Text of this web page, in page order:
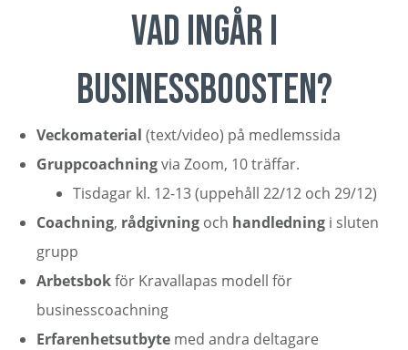
vad ingår i
BUSINESSBOOSTEN?
Veckomaterial (text/video) på medlemssida
Gruppcoachningvia Zoom, 10 träffar.
Tisdagar kl. 12-13 (uppehåll 22/12 och 29/12)
Coachning, rådgivning och handledning i sluten
grupp
Arbetsbokför Kravallapas modell för
businesscoachning
Erfarenhetsutbyte med andra deltagare